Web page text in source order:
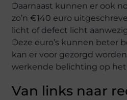
Daarnaast kunnen er ook
zo’n €140 euro
licht of defect licht
Deze euro’s kunnen beter
kan er voor gezorgd
werkende belichting op
Van links naar